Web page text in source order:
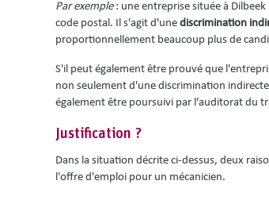
Par exemple: une entreprise située à
code postal. Il s'agit d'une discrimination
proportionnellement beaucoup plus de
S'il peut également être prouvé que
non seulement d'une discrimination
également être poursuivi par l’auditorat du
Justification ?
Dans la situation décrite ci-dessus, deux
l'offre d'emploi pour un mécanicien.